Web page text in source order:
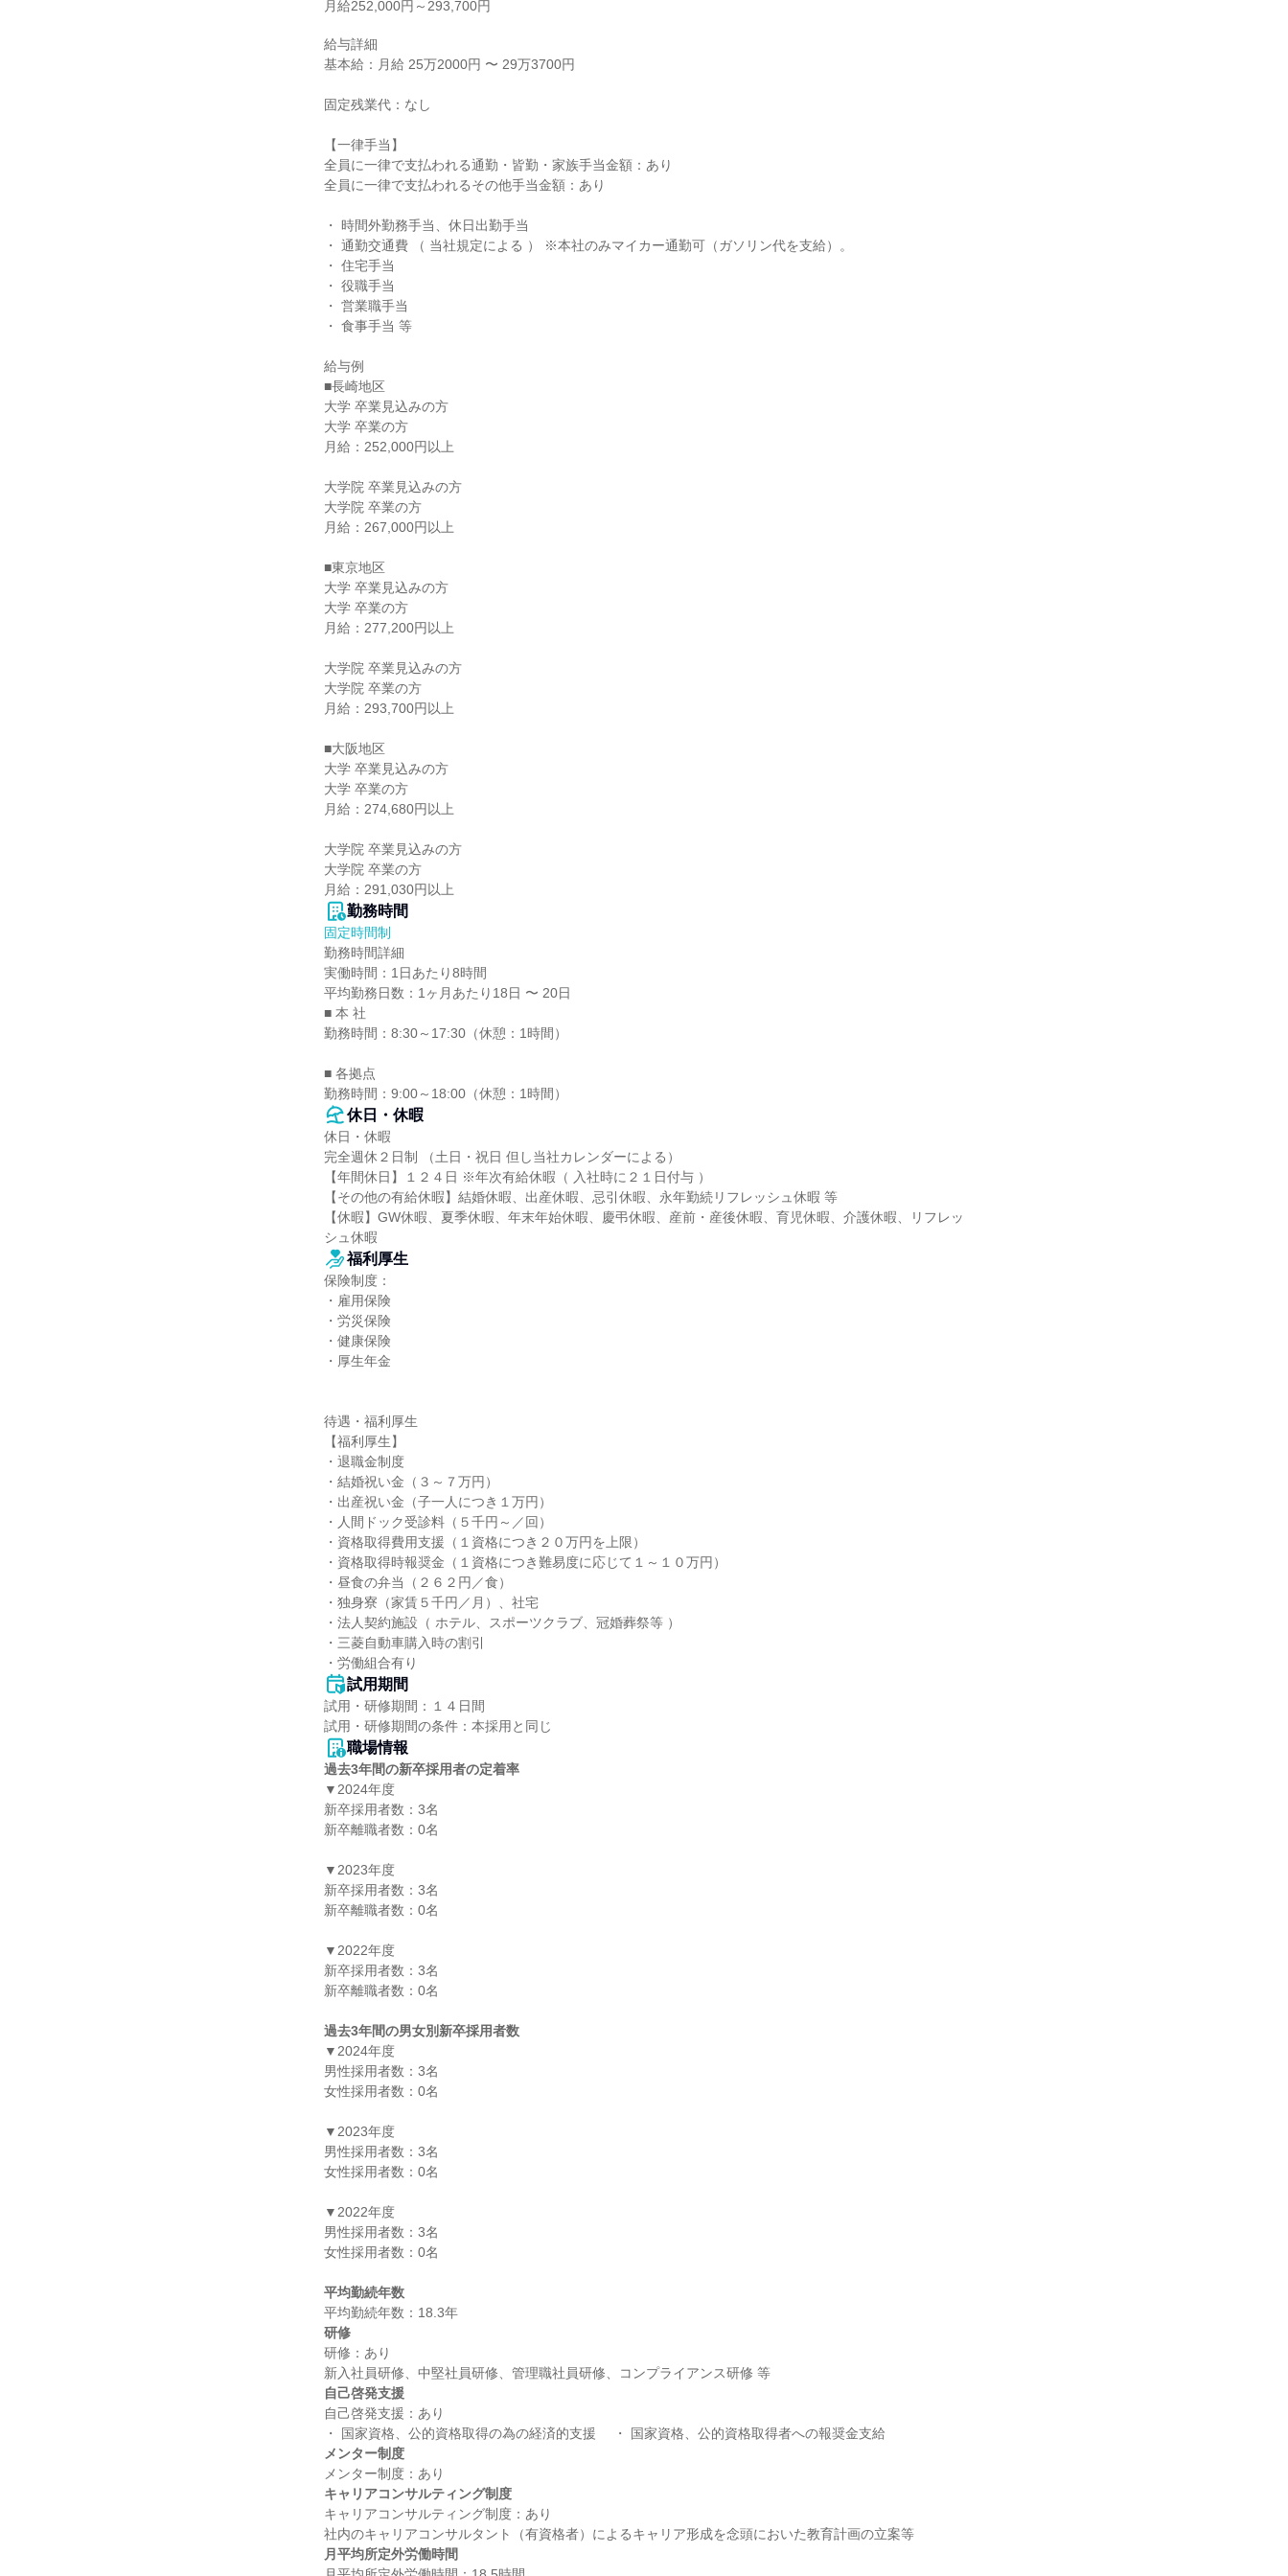
月給252,000円～293,700円
給与詳細
基本給：月給 25万2000円 〜 29万3700円
固定残業代：なし
【一律手当】
全員に一律で支払われる通勤・皆勤・家族手当金額：あり
全員に一律で支払われるその他手当金額：あり
・ 時間外勤務手当、休日出勤手当
・ 通勤交通費 （ 当社規定による ） ※本社のみマイカー通勤可（ガソリン代を支給）。
・ 住宅手当
・ 役職手当
・ 営業職手当
・ 食事手当 等
給与例
■長崎地区
大学 卒業見込みの方
大学 卒業の方
月給：252,000円以上
大学院 卒業見込みの方
大学院 卒業の方
月給：267,000円以上
■東京地区
大学 卒業見込みの方
大学 卒業の方
月給：277,200円以上
大学院 卒業見込みの方
大学院 卒業の方
月給：293,700円以上
■大阪地区
大学 卒業見込みの方
大学 卒業の方
月給：274,680円以上
大学院 卒業見込みの方
大学院 卒業の方
月給：291,030円以上
勤務時間
固定時間制
勤務時間詳細
実働時間：1日あたり8時間
平均勤務日数：1ヶ月あたり18日 〜 20日
■ 本 社
勤務時間：8:30～17:30（休憩：1時間）
■ 各拠点
勤務時間：9:00～18:00（休憩：1時間）
休日・休暇
休日・休暇
完全週休２日制 （土日・祝日 但し当社カレンダーによる）
【年間休日】１２４日 ※年次有給休暇（ 入社時に２１日付与 ）
【その他の有給休暇】結婚休暇、出産休暇、忌引休暇、永年勤続リフレッシュ休暇 等
【休暇】GW休暇、夏季休暇、年末年始休暇、慶弔休暇、産前・産後休暇、育児休暇、介護休暇、リフレッ
シュ休暇
福利厚生
保険制度：
・雇用保険
・労災保険
・健康保険
・厚生年金
待遇・福利厚生
【福利厚生】
・退職金制度
・結婚祝い金（３～７万円）
・出産祝い金（子一人につき１万円）
・人間ドック受診料（５千円～／回）
・資格取得費用支援（１資格につき２０万円を上限）
・資格取得時報奨金（１資格につき難易度に応じて１～１０万円）
・昼食の弁当（２６２円／食）
・独身寮（家賃５千円／月）、社宅
・法人契約施設（ ホテル、スポーツクラブ、冠婚葬祭等 ）
・三菱自動車購入時の割引
・労働組合有り
試用期間
試用・研修期間：１４日間
職場情報
過去3年間の新卒採用者の定着率
▼2024年度
新卒採用者数：3名
新卒離職者数：0名
▼2023年度
新卒採用者数：3名
新卒離職者数：0名
▼2022年度
新卒採用者数：3名
新卒離職者数：0名
過去3年間の男女別新卒採用者数
▼2024年度
男性採用者数：3名
女性採用者数：0名
▼2023年度
男性採用者数：3名
女性採用者数：0名
▼2022年度
男性採用者数：3名
女性採用者数：0名
平均勤続年数
研修
研修：あり
自己啓発支援
自己啓発支援：あり
メンター制度
キャリアコンサルティング制度
キャリアコンサルティング制度：あり
月平均所定外労働時間